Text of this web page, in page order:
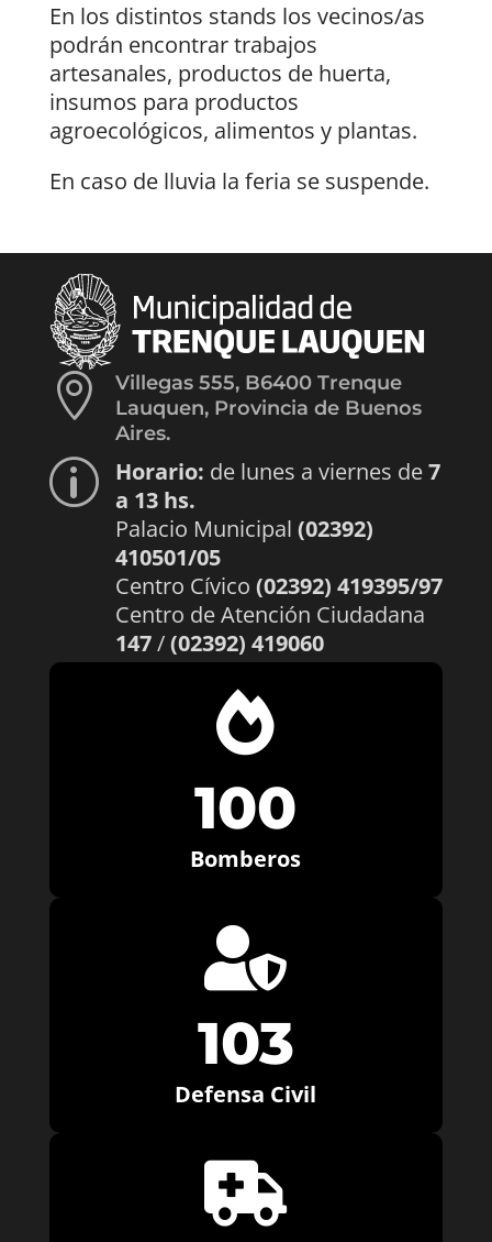
En los distintos stands los vecinos/as
podrán encontrar trabajos
artesanales, productos de huerta,
insumos para productos
agroecológicos, alimentos y plantas.
En caso de lluvia la feria se suspende.

Villegas 555, B6400 Trenque
Lauquen, Provincia de Buenos
Aires.
p Horario: de lunes a viernes de7
a 13 hs.
Palacio Municipal (02392)
410501/05
Centro Cívico (02392) 419395/97
Centro de Atención Ciudadana
147/(02392) 419060

100
Bomberos

103
Defensa Civil
